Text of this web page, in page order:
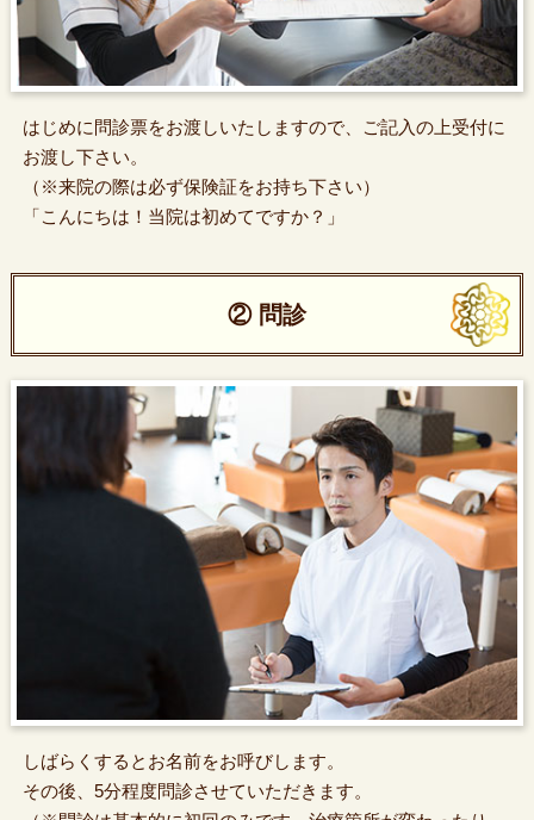
はじめに問診票をお渡しいたしますので、ご記入の上受付に
お渡し下さい。
（※来院の際は必ず保険証をお持ち下さい）
「こんにちは！当院は初めてですか？」
② 問診
しばらくするとお名前をお呼びします。
その後、5分程度問診させていただきます。